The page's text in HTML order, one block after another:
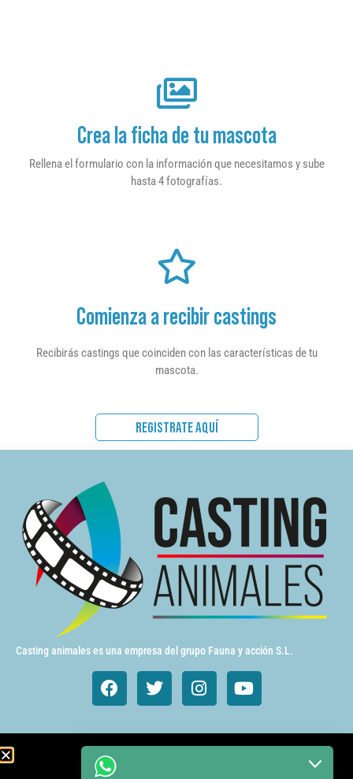
Crea la ficha de tu mascota
Rellena el formulario con la información que necesitamos y sube
hasta 4 fotografías.
Comienza a recibir castings
Recibirás castings que coinciden con las características de tu
mascota.
REGISTRATE AQUÍ
Casting animales es una empresa del grupo Fauna y acción S.L.
Animales de cine y TV